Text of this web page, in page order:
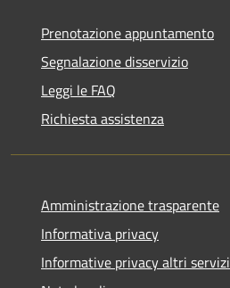
Prenotazione appuntamento
Segnalazione disservizio
Leggi le FAQ
Richiesta assistenza
Amministrazione trasparente
Informativa privacy
Informative privacy altri servizi